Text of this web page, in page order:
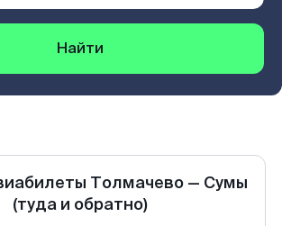
Найти
Толмачево — Сумы
(туда и обратно)